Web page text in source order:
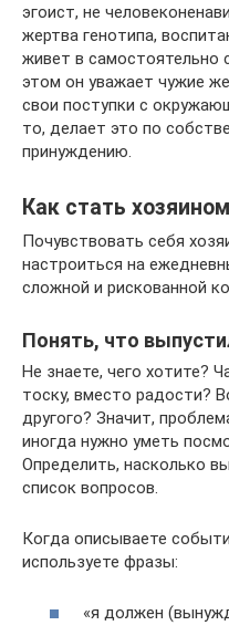
эгоист, не
жертва генотипа,
живет в самостоятельно
этом он уважает чужие
свои поступки с
то, делает это по
принуждению.
Как стать
Почувствовать себя
настроиться на
сложной и рискованной
Понять, что
Не знаете, чего хотите?
тоску, вместо радости?
другого? Значит,
иногда нужно уметь
Определить, насколько
список вопросов.
Когда описываете
используете фразы:
«я должен